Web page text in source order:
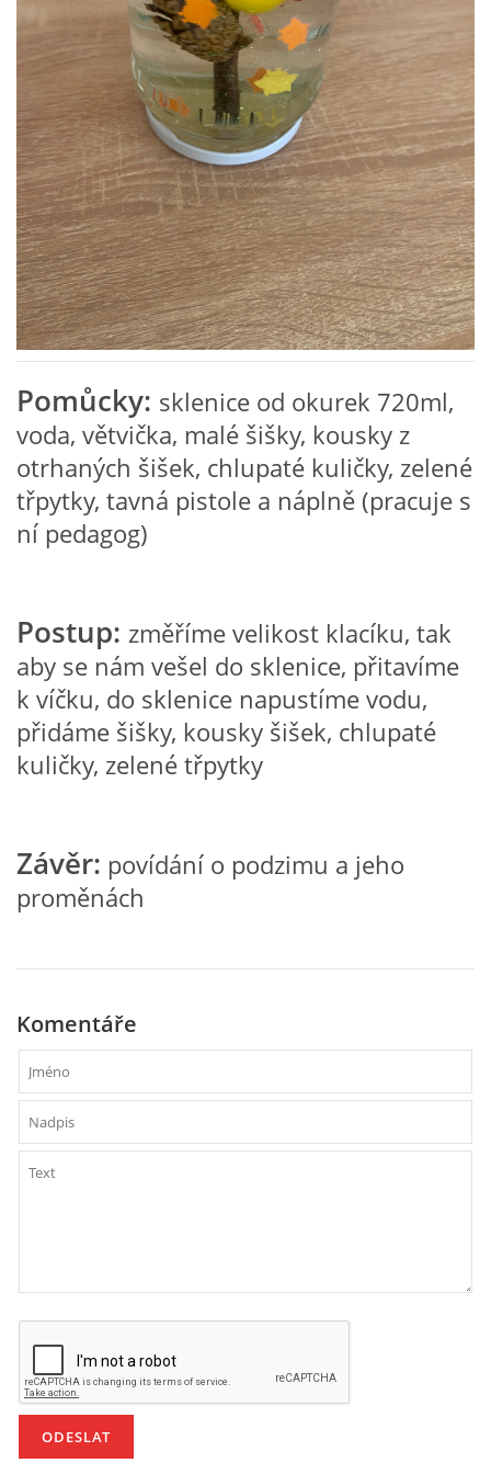
VZDĚLÁVACÍ BLOK ZÁŘÍ
VZDĚLÁVACÍ BLOK ŘÍJEN
VZDĚLÁVACÍ BLOK LISTOPAD
VZDĚLÁVACÍ BLOK PROSINEC
VZDĚLÁVACÍ BLOK LEDEN
VZDĚLÁVACÍ BLOK BŘEZEN
VZDĚLÁVACÍ BLOK DUBEN
VÝTVARNÉ POMŮCKY
VÝTVARNÉ AKTIVITY - JARO
VÝTVARNÉ AKTIVITY - LÉTO
VÝTVARNÉ AKTIVITY - ZIMA
HÁDANKY K TÉMATU JARO, LÉTO, PODZIM,ZIMA
PÍSNĚ K TÉMATU JARO
BÁSNĚ K TÉMATU JARO
BÁSNĚ K TÉMATU LÉTO
POHYBOVÉ AKTIVITY NA TÉMA LÉTO
Pomůcky: sklenice od okurek 720ml,
voda, větvička, malé šišky, kousky z
otrhaných šišek, chlupaté kuličky, zelené
třpytky, tavná pistole a náplně (pracuje s
ní pedagog)
Postup: změříme velikost klacíku, tak
aby se nám vešel do sklenice, přitavíme
k víčku, do sklenice napustíme vodu,
přidáme šišky, kousky šišek, chlupaté
kuličky, zelené třpytky
Závěr: povídání o podzimu a jeho
proměnách
Komentáře